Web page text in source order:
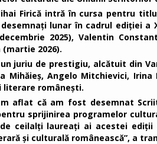
Firică intră în cursa pentru
lunar în cadrul ediției a
2025), Valentin
(martie 2026).
juriu de prestigiu, alcătuit din
Mihăieș, Angelo Mitchievici,
românești.
aflat că am fost desemnat
sprijinirea programelor
ceilalți laureați ai acestei
și culturală românească”, a